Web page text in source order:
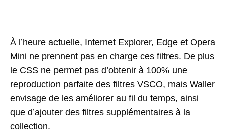
À l’heure actuelle, Internet Explorer, Edge et Opera
Mini ne prennent pas en charge ces filtres. De plus
le CSS ne permet pas d’obtenir à 100% une
reproduction parfaite des filtres VSCO, mais Waller
envisage de les améliorer au fil du temps, ainsi
que d’ajouter des filtres supplémentaires à la
collection.